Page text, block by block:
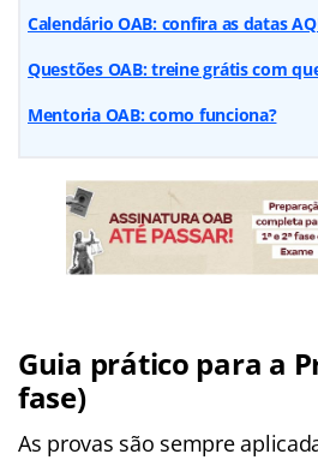
Calendário OAB: confira as datas
Questões OAB: treine grátis com
Mentoria OAB: como funciona?
Guia prático para a
fase)
As provas são sempre